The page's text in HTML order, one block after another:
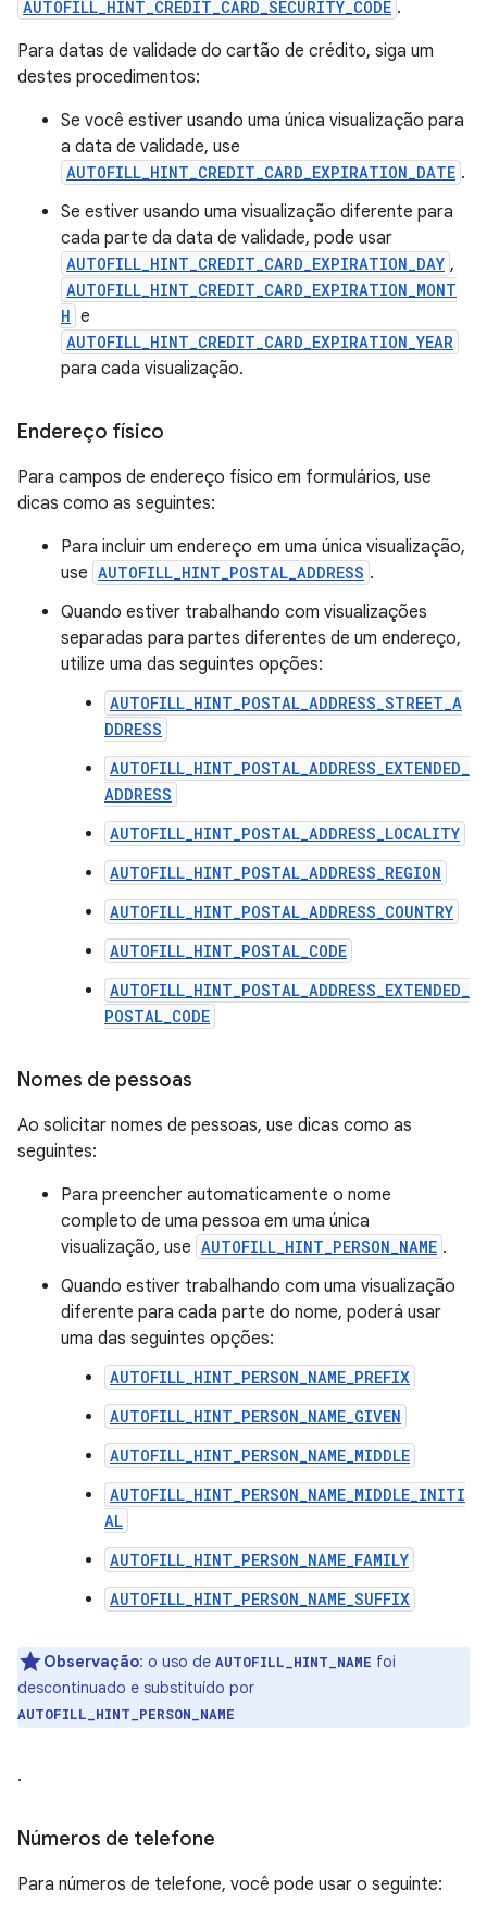
AUTOFILL_HINT_CREDIT_CARD_SECURITY_CODE .
Para datas de validade do cartão de crédito, siga um
destes procedimentos:
Se você estiver usando uma única visualização para
a data de validade, use
AUTOFILL_HINT_CREDIT_CARD_EXPIRATION_DATE .
Se estiver usando uma visualização diferente para
cada parte da data de validade, pode usar
AUTOFILL_HINT_CREDIT_CARD_EXPIRATION_DAY ,
AUTOFILL_HINT_CREDIT_CARD_EXPIRATION_MONT
H e
AUTOFILL_HINT_CREDIT_CARD_EXPIRATION_YEAR
para cada visualização.
Endereço físico
Para campos de endereço físico em formulários, use
dicas como as seguintes:
Para incluir um endereço em uma única visualização,
use AUTOFILL_HINT_POSTAL_ADDRESS .
Quando estiver trabalhando com visualizações
separadas para partes diferentes de um endereço,
utilize uma das seguintes opções:
AUTOFILL_HINT_POSTAL_ADDRESS_STREET_A
DDRESS
AUTOFILL_HINT_POSTAL_ADDRESS_EXTENDED_
ADDRESS
AUTOFILL_HINT_POSTAL_ADDRESS_LOCALITY
AUTOFILL_HINT_POSTAL_ADDRESS_REGION
AUTOFILL_HINT_POSTAL_ADDRESS_COUNTRY
AUTOFILL_HINT_POSTAL_CODE
AUTOFILL_HINT_POSTAL_ADDRESS_EXTENDED_
POSTAL_CODE
Nomes de pessoas
Ao solicitar nomes de pessoas, use dicas como as
seguintes:
Para preencher automaticamente o nome
completo de uma pessoa em uma única
visualização, use AUTOFILL_HINT_PERSON_NAME .
Quando estiver trabalhando com uma visualização
diferente para cada parte do nome, poderá usar
uma das seguintes opções:
AUTOFILL_HINT_PERSON_NAME_PREFIX
AUTOFILL_HINT_PERSON_NAME_GIVEN
AUTOFILL_HINT_PERSON_NAME_MIDDLE
AUTOFILL_HINT_PERSON_NAME_MIDDLE_INITI
AL
AUTOFILL_HINT_PERSON_NAME_FAMILY
AUTOFILL_HINT_PERSON_NAME_SUFFIX
Observação: o uso de AUTOFILL_HINT_NAME foi
descontinuado e substituído por
AUTOFILL_HINT_PERSON_NAME
.
Números de telefone
Para números de telefone, você pode usar o seguinte: